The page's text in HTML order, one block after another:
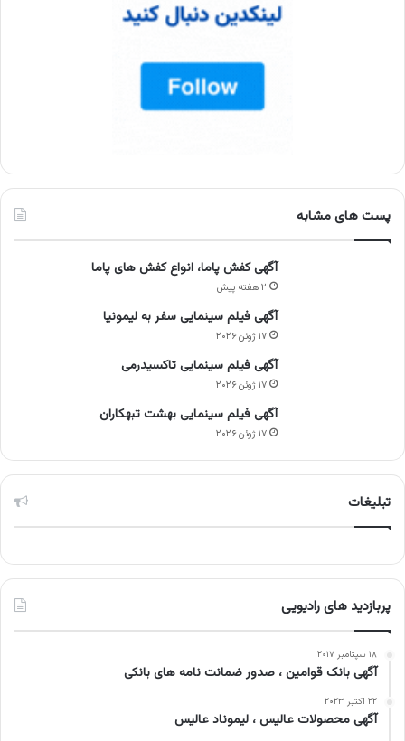
پست های مشابه
آگهی کفش پاما، انواع کفش های پاما
۲ هفته پیش
آگهی فیلم سینمایی سفر به لیمونیا
۱۷ ژوئن ۲۰۲۶
آگهی فیلم سینمایی تاکسیدرمی
۱۷ ژوئن ۲۰۲۶
آگهی فیلم سینمایی بهشت تبهکاران
۱۷ ژوئن ۲۰۲۶
تبلیغات
پربازدید های رادیویی
۱۸ سپتامبر ۲۰۱۷
آگهی بانک قوامین ، صدور ضمانت نامه های بانکی
۲۲ اکتبر ۲۰۲۳
آگهی محصولات عالیس ، لیموناد عالیس